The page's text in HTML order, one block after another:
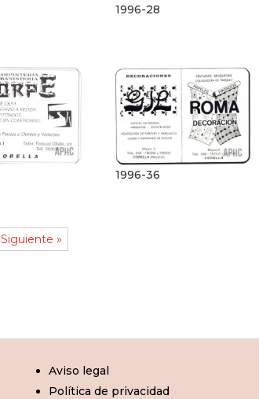
1996-28
1996-36
Siguiente »
Aviso legal
Política de privacidad